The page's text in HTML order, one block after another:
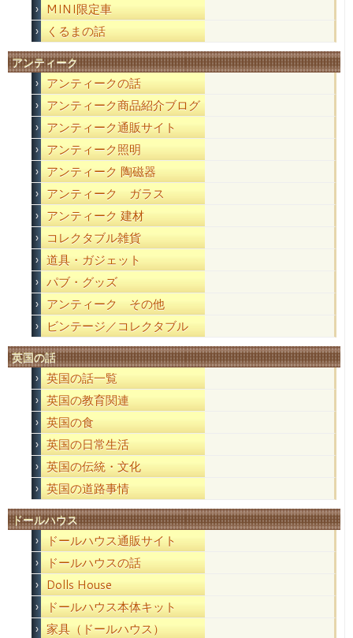
MINI限定車
くるまの話
アンティーク
アンティークの話
アンティーク商品紹介ブログ
アンティーク通販サイト
アンティーク照明
アンティーク 陶磁器
アンティーク ガラス
アンティーク 建材
コレクタブル雑貨
道具・ガジェット
パブ・グッズ
アンティーク その他
ビンテージ／コレクタブル
英国の話
英国の話一覧
英国の教育関連
英国の食
英国の日常生活
英国の伝統・文化
英国の道路事情
ドールハウス
ドールハウス通販サイト
ドールハウスの話
Dolls House
ドールハウス本体キット
家具（ドールハウス）